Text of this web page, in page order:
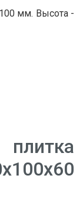
мм. Высота -